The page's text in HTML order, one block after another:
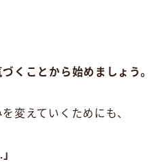
くことから始めましょう。
変えていくためにも、